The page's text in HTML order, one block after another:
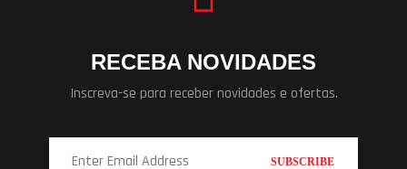
RECEBA NOVIDADES
Inscreva-se para receber novidades e ofertas.